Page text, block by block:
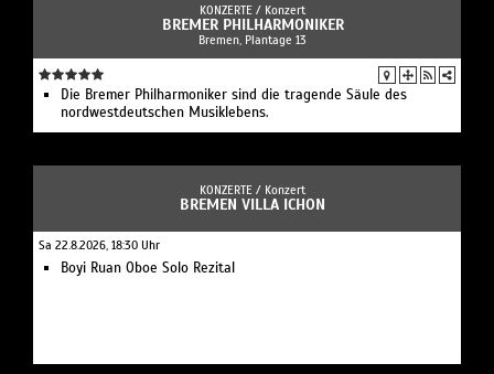
KONZERTE / Konzert
BREMER PHILHARMONIKER
Bremen, Plantage 13
Die Bremer Philharmoniker sind die tragende Säule des
nordwestdeutschen Musiklebens.
KONZERTE / Konzert
BREMEN VILLA ICHON
Sa 22.8.2026, 18:30 Uhr
Boyi Ruan Oboe Solo Rezital